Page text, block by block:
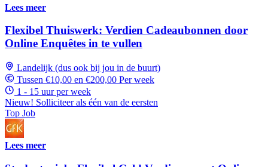
Lees meer
Flexibel Thuiswerk: Verdien Cadeaubonnen door
Online Enquêtes in te vullen
Landelijk (dus ook bij jou in de buurt)
Tussen €10,00 en €200,00 Per week
1 - 15 uur per week
Nieuw! Solliciteer als één van de eersten
Top Job
Lees meer